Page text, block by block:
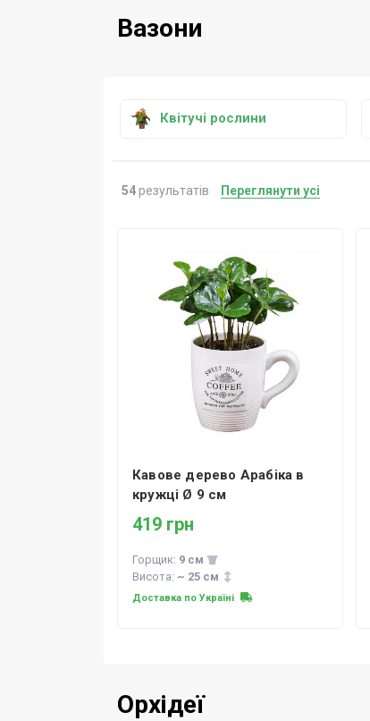
Вазони
Квітучі рослини
54результатів Переглянути усі
Кавове дерево Арабіка в
кружці Ø 9 см
419 грн
Горщик: 9 см
Висота: ~ 25 см
Доставка по Україні
Орхідеї